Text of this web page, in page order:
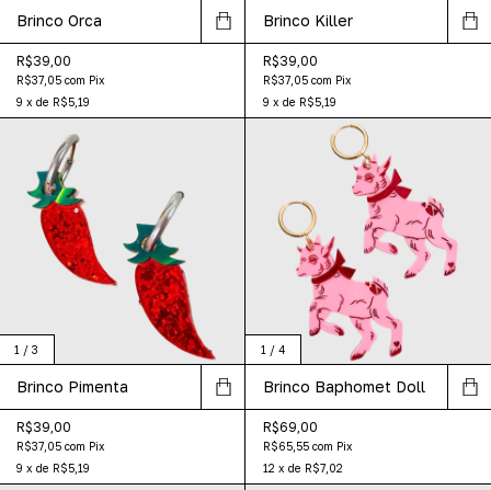
Brinco Orca
R$39,00
R$37,05 com Pix
9 x de R$5,19
Brinco Killer
R$39,00
R$37,05 com Pix
9 x de R$5,19
1 / 3
Brinco Pimenta
R$39,00
R$37,05 com Pix
9 x de R$5,19
1 / 4
Brinco Baphomet Doll
R$69,00
R$65,55 com Pix
12 x de R$7,02